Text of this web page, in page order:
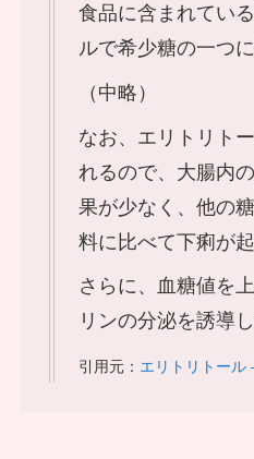
食品に含まれてい
ルで希少糖の一つ
（中略）
なお、エリトリト
れるので、大腸内
果が少なく、他の
料に比べて下痢が起
さらに、血糖値を
リンの分泌を誘導し
引用元： エリトリトール